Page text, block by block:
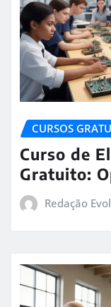
CURSOS
Curso de
Gratuito:
Redação